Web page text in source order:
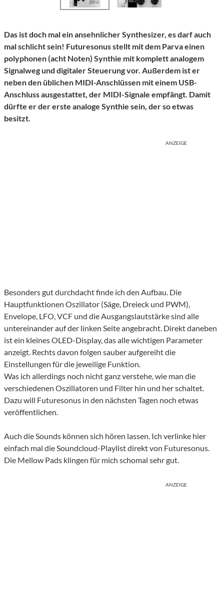
Das ist doch mal ein ansehnlicher Synthesizer, es darf auch
mal schlicht sein! Futuresonus stellt mit dem Parva einen
polyphonen (acht Noten) Synthie mit komplett analogem
Signalweg und digitaler Steuerung vor. Außerdem ist er
neben den üblichen MIDI-Anschlüssen mit einem USB-
Anschluss ausgestattet, der MIDI-Signale empfängt. Damit
dürfte er der erste analoge Synthie sein, der so etwas
besitzt.
ANZEIGE
Besonders gut durchdacht finde ich den Aufbau. Die
Hauptfunktionen Oszillator (Säge, Dreieck und PWM),
Envelope, LFO, VCF und die Ausgangslautstärke sind alle
untereinander auf der linken Seite angebracht. Direkt daneben
ist ein kleines OLED-Display, das alle wichtigen Parameter
anzeigt. Rechts davon folgen sauber aufgereiht die
Einstellungen für die jeweilige Funktion.
Was ich allerdings noch nicht ganz verstehe, wie man die
verschiedenen Oszillatoren und Filter hin und her schaltet.
Dazu will Futuresonus in den nächsten Tagen noch etwas
veröffentlichen.
Auch die Sounds können sich hören lassen. Ich verlinke hier
einfach mal die Soundcloud-Playlist direkt von Futuresonus.
Die Mellow Pads klingen für mich schomal sehr gut.
ANZEIGE